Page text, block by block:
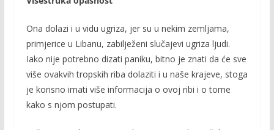
Ona dolazi i u vidu ugriza, jer su u nekim zemljama,
primjerice u Libanu, zabilježeni slučajevi ugriza ljudi.
Iako nije potrebno dizati paniku, bitno je znati da će sve
više ovakvih tropskih riba dolaziti i u naše krajeve, stoga
je korisno imati više informacija o ovoj ribi i o tome
kako s njom postupati.